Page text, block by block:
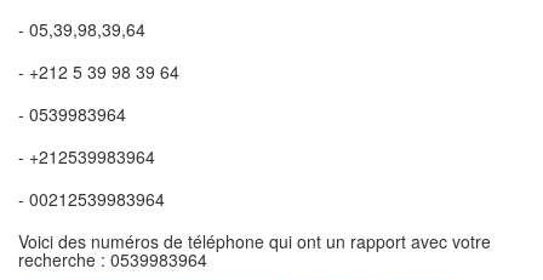
- 05,39,98,39,64
- +212 5 39 98 39 64
- 0539983964
- +212539983964
- 00212539983964
Voici des numéros de téléphone qui ont un rapport avec votre
recherche : 0539983964